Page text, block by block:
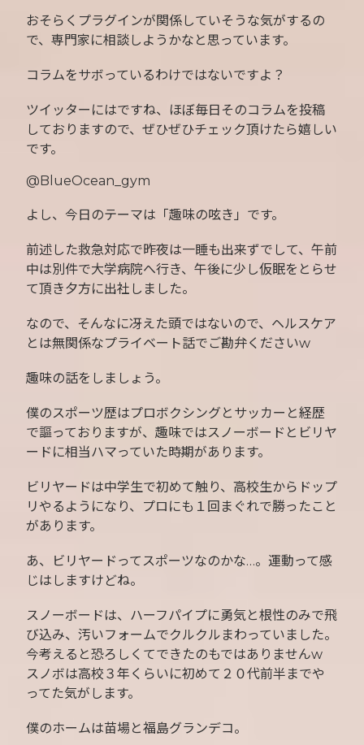
おそらくプラグインが関係していそうな気がするの
で、専門家に相談しようかなと思っています。
コラムをサボっているわけではないですよ？
ツイッターにはですね、ほぼ毎日そのコラムを投稿
しておりますので、ぜひぜひチェック頂けたら嬉しい
です。
@BlueOcean_gym
よし、今日のテーマは「趣味の呟き」です。
前述した救急対応で昨夜は一睡も出来ずでして、午前
中は別件で大学病院へ行き、午後に少し仮眠をとらせ
て頂き夕方に出社しました。
なので、そんなに冴えた頭ではないので、ヘルスケア
とは無関係なプライベート話でご勘弁くださいw
趣味の話をしましょう。
僕のスポーツ歴はプロボクシングとサッカーと経歴
で謳っておりますが、趣味ではスノーボードとビリヤ
ードに相当ハマっていた時期があります。
ビリヤードは中学生で初めて触り、高校生からドップ
リやるようになり、プロにも１回まぐれで勝ったこと
があります。
あ、ビリヤードってスポーツなのかな…。運動って感
じはしますけどね。
スノーボードは、ハーフパイプに勇気と根性のみで飛
び込み、汚いフォームでクルクルまわっていました。
今考えると恐ろしくてできたのもではありませんw
スノボは高校３年くらいに初めて２０代前半までや
ってた気がします。
僕のホームは苗場と福島グランデコ。